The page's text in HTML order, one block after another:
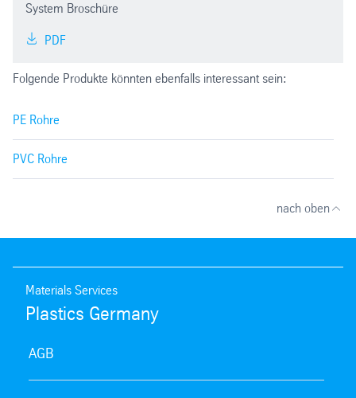
System Broschüre
PDF
Folgende Produkte könnten ebenfalls interessant sein:
PE Rohre
PVC Rohre
nach oben
Materials Services
Plastics Germany
AGB